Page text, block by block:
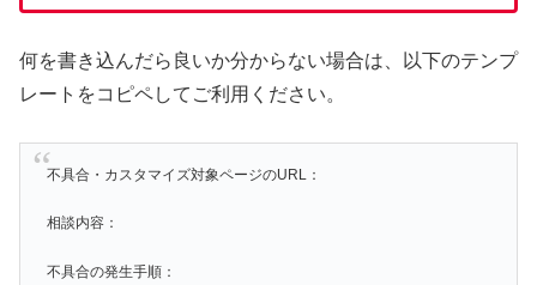
何を書き込んだら良いか分からない場合は、以下のテンプ
レートをコピペしてご利用ください。
不具合・カスタマイズ対象ページのURL：
相談内容：
不具合の発生手順：